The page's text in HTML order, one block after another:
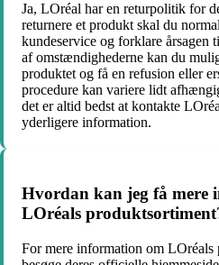
Ja, LOréal har en returpolitik for
returnere et produkt skal du
kundeservice og forklare
af omstændighederne kan du
produktet og få en refusion eller
procedure kan variere lidt
det er altid bedst at kontakte
yderligere information.
Hvordan kan jeg få mere
LOréals
For mere information om LOréals